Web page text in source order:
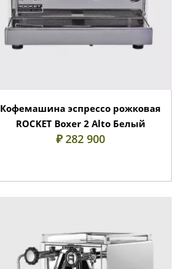
Кофемашина эспрессо рожковая
ROCKET Boxer 2 Alto Белый
₽ 282 900